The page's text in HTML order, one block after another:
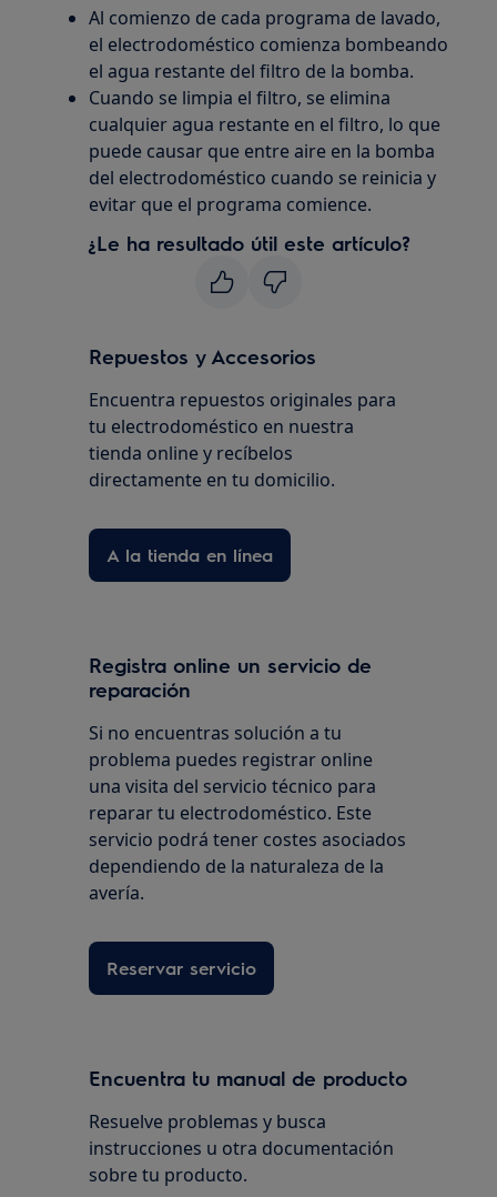
Al comienzo de cada programa de lavado,
el electrodoméstico comienza bombeando
el agua restante del filtro de la bomba.
Cuando se limpia el filtro, se elimina
cualquier agua restante en el filtro, lo que
puede causar que entre aire en la bomba
del electrodoméstico cuando se reinicia y
evitar que el programa comience.
¿Le ha resultado útil este artículo?
Repuestos y Accesorios
Encuentra repuestos originales para
tu electrodoméstico en nuestra
tienda online y recíbelos
directamente en tu domicilio.
A la tienda en línea
Registra online un servicio de
reparación
Si no encuentras solución a tu
problema puedes registrar online
una visita del servicio técnico para
reparar tu electrodoméstico. Este
servicio podrá tener costes asociados
dependiendo de la naturaleza de la
avería.
Reservar servicio
Encuentra tu manual de producto
Resuelve problemas y busca
instrucciones u otra documentación
sobre tu producto.